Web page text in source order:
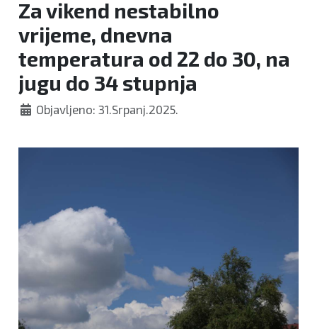
Za vikend nestabilno
vrijeme, dnevna
temperatura od 22 do 30, na
jugu do 34 stupnja
Objavljeno: 31.Srpanj.2025.